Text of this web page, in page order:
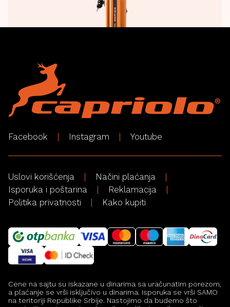
Facebook Instagram Youtube
Uslovi korišćenja
Načini plaćanja
Isporuka i poštarina
Reklamacija
Politika privatnosti
Kako kupiti
Cene na sajtu su iskazane u dinarima sa uračunatim porezom,
a plaćanje se vrši isključivo u dinarima. Isporuka se vrši SAMO
na teritoriji Republike Srbije. Nastojimo da budemo što